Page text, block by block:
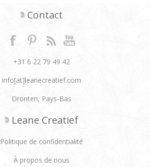
Contact
+31 6 22 79 49 42
info[at]leanecreatief.com
Dronten, Pays-Bas
Leane Creatief
Politique de confidentialité
À propos de nous